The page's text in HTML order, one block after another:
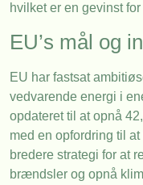
hvilket er en gevinst
EU’s mål og
EU har fastsat
vedvarende energi i
opdateret til at opnå
med en opfordring til
bredere strategi for at
brændsler og opnå